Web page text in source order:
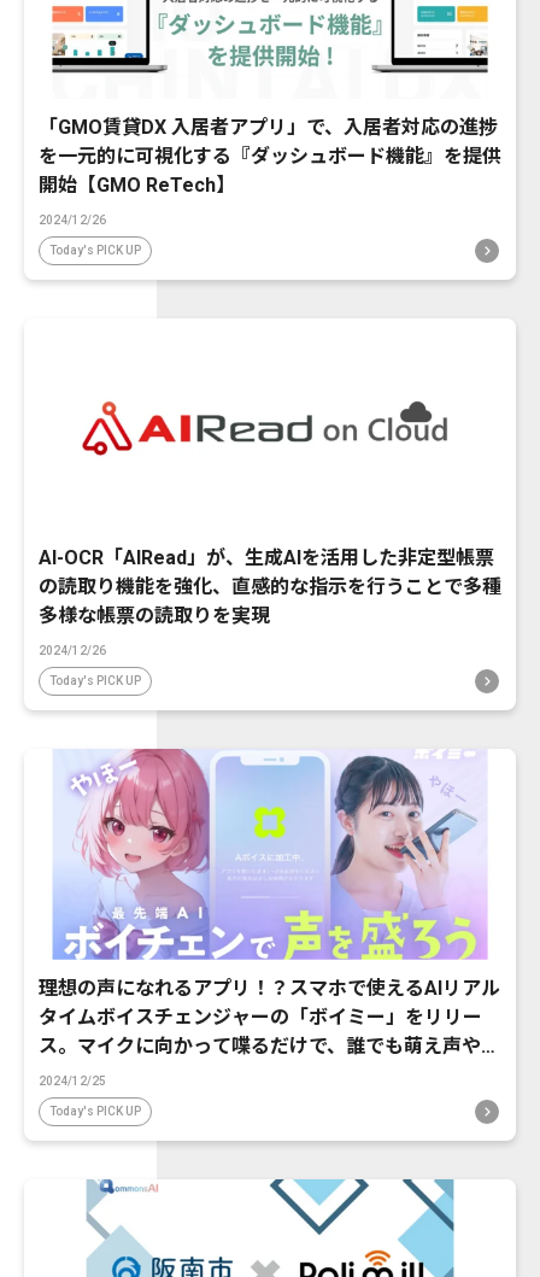
「GMO賃貸DX 入居者アプリ」で、入居者対応の進捗
を一元的に可視化する『ダッシュボード機能』を提供
開始【GMO ReTech】
2024/12/26
Today's PICK UP
AI-OCR「AIRead」が、生成AIを活用した非定型帳票
の読取り機能を強化、直感的な指示を行うことで多種
多様な帳票の読取りを実現
2024/12/26
Today's PICK UP
理想の声になれるアプリ！？スマホで使えるAIリアル
タイムボイスチェンジャーの「ボイミー」をリリー
ス。マイクに向かって喋るだけで、誰でも萌え声やイ
ケボ風に音声変換が可能に。
2024/12/25
Today's PICK UP